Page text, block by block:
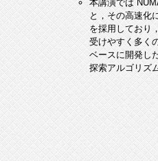
本講演では
と，その高速化
を採用しており
受けやすく多く
ベースに開発し
探索アルゴリズ